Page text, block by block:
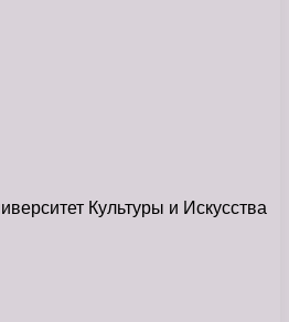
Культуры и Искусства